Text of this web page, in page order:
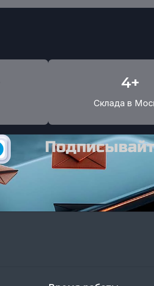
4+
Склада в